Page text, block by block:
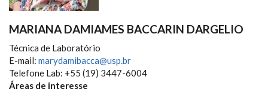
MARIANA DAMIAMES BACCARIN DARGELIO
Técnica de Laboratório
E-mail: marydamibacca@usp.br
Telefone Lab: +55 (19) 3447-6004
Áreas de interesse